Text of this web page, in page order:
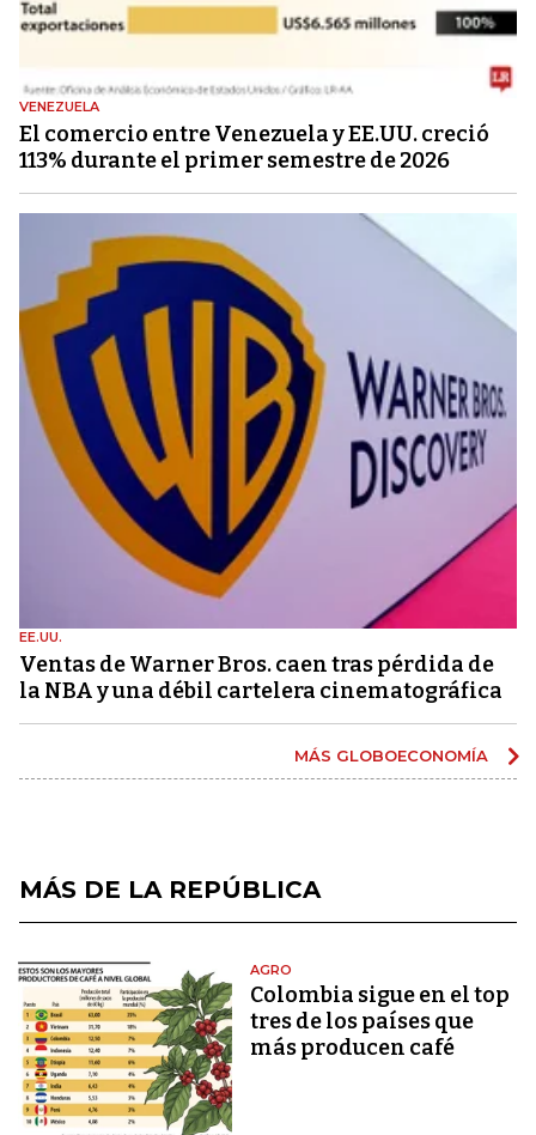
VENEZUELA
El comercio entre Venezuela y EE.UU. creció
113% durante el primer semestre de 2026
EE.UU.
Ventas de Warner Bros. caen tras pérdida de
la NBA y una débil cartelera cinematográfica
MÁS GLOBOECONOMÍA
MÁS DE LA REPÚBLICA
AGRO
Colombia sigue en el top
tres de los países que
más producen café